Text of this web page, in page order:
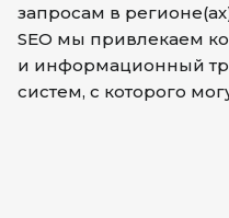
запросам в
SEO мы привлекаем
и информационный
систем, с которого